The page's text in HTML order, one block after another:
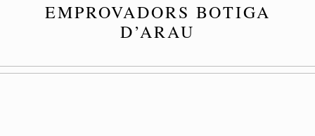
EMPROVADORS BOTIGA
D’ARAU